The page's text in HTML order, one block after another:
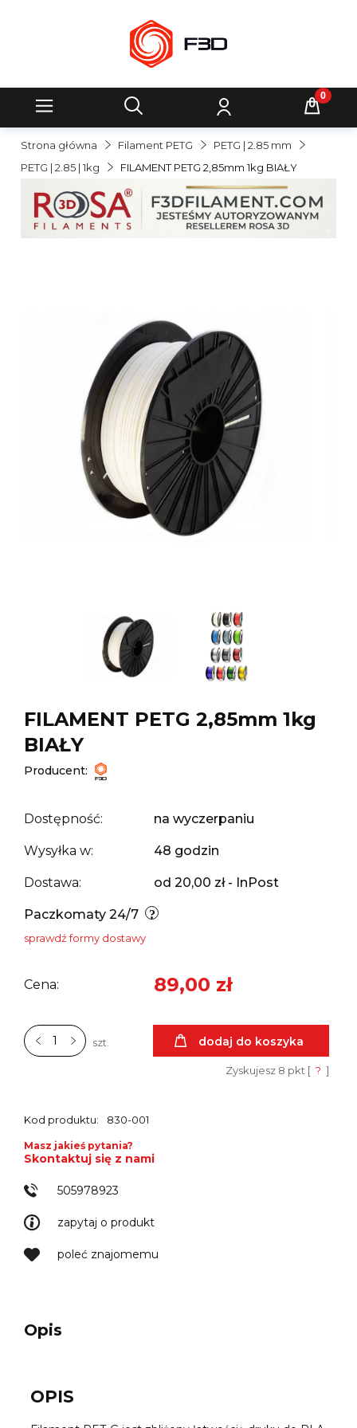
Strona główna Filament PETG
PETG | 2.85 mm
PETG | 2.85 | 1kg
FILAMENT PETG 2,85mm 1kg BIAŁY
FILAMENT PETG 2,85mm 1kg
BIAŁY
Producent:
Dostępność: na wyczerpaniu
Wysyłka w: 48 godzin
Dostawa: od 20,00 zł - InPost
Paczkomaty 24/7
sprawdź formy dostawy
Cena: 89,00 zł
szt. dodaj do koszyka
Zyskujesz 8 pkt [ ? ]
Kod produktu: 830-001
zapytaj o produkt
poleć znajomemu
Masz jakieś pytania?
Skontaktuj się z nami
505978923
Opis
OPIS